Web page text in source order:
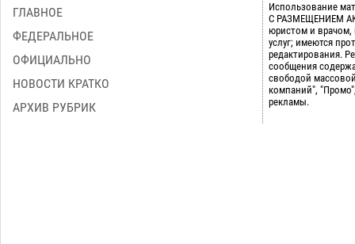
ГЛАВНОЕ
ФЕДЕРАЛЬНОЕ
ОФИЦИАЛЬНО
НОВОСТИ КРАТКО
АРХИВ РУБРИК
Использование
С РАЗМЕЩЕНИЕМ
юристом и врачом,
услуг; имеются
редактирования.
сообщения
свободой
компаний",
рекламы.